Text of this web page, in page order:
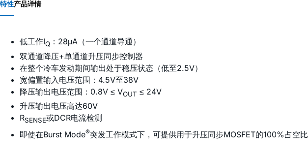
特性产品详情
低工作IQ ：28μA（一个通道导通）
双通道降压+单通道升压同步控制器
在整个冷车发动期间输出处于稳压状态（低至2.5V）
宽偏置输入电压范围：4.5V至38V
降压输出电压范围：0.8V ≤ VOUT ≤ 24V
升压输出电压高达60V
RSENSE或DCR电流检测
即使在Burst Mode®突发工作模式下，可提供用于升压同步MOSFET的100%占空比